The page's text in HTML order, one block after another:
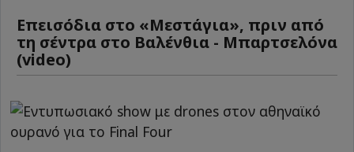
Επεισόδια στο «Μεστάγια», πριν από
τη σέντρα στο Βαλένθια - Μπαρτσελόνα
(video)